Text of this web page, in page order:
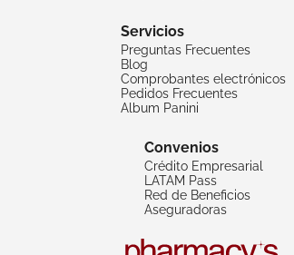
Servicios
Preguntas Frecuentes
Blog
Comprobantes electrónicos
Pedidos Frecuentes
Album Panini
Convenios
Crédito Empresarial
LATAM Pass
Red de Beneficios
Aseguradoras